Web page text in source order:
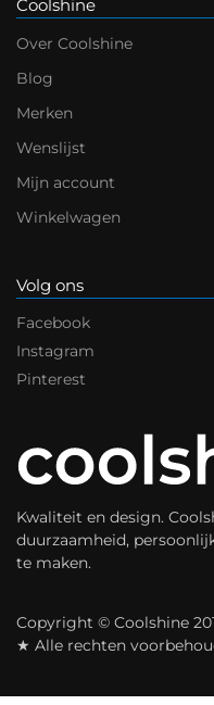
Coolshine
Over Coolshine
Blog
Merken
Wenslijst
Mijn account
Winkelwagen
Volg ons
Facebook
Instagram
Pinterest
Kwaliteit en design.
duurzaamheid,
te maken.
Copyright © Coolshine
★ Alle rechten